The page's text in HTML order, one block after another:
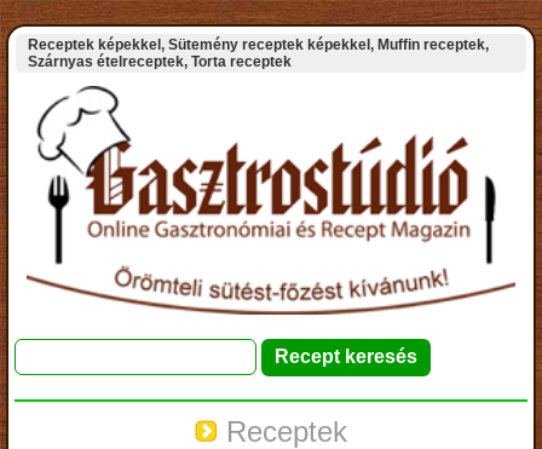
Receptek képekkel, Sütemény receptek képekkel, Muffin receptek,
Szárnyas ételreceptek, Torta receptek
Receptek